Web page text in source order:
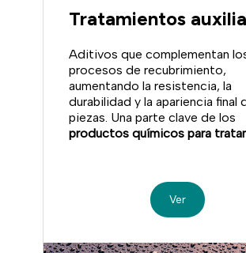
Tratamientos
Aditivos que complementan
procesos de recubrimiento,
aumentando la resistencia, la
durabilidad y la apariencia final
piezas. Una parte clave de los
productos químicos para
Ver